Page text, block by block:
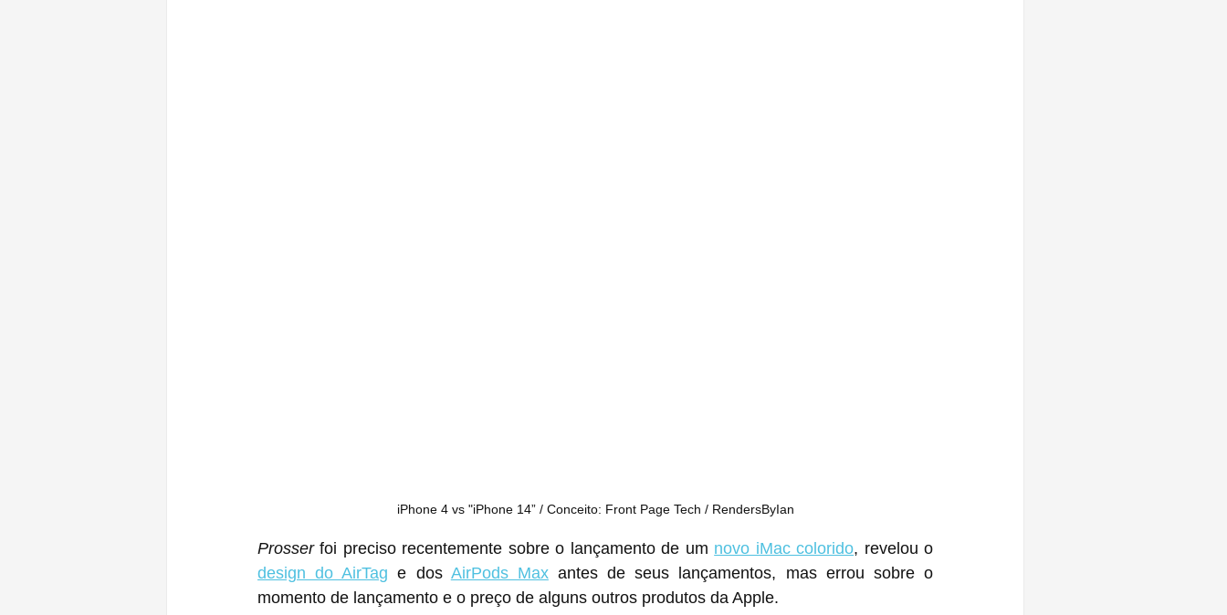
iPhone 4 vs "iPhone 14” / Conceito: Front Page Tech / RendersByIan
Prosser foi preciso recentemente sobre o lançamento de um novo iMac colorido
design do AirTag e dos AirPods Max antes de seus lançamentos, mas errou sobre o
momento de lançamento e o preço de alguns outros produtos da Apple.